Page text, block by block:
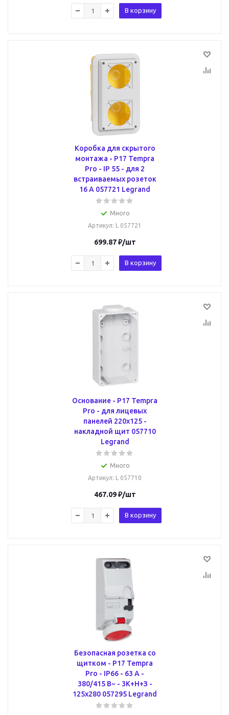
В корзину
Коробка для скрытого
монтажа - P17 Tempra
Pro - IP 55 - для 2
встраиваемых розеток
16 А 057721 Legrand
Много
Артикул: L 057721
699.87₽/шт
В корзину
Основание - P17 Tempra
Pro - для лицевых
панелей 220x125 -
накладной щит 057710
Legrand
Много
Артикул: L 057710
467.09₽/шт
В корзину
Безопасная розетка со
щитком - P17 Tempra
Pro - IP66 - 63 A -
380/415 В~ - 3К+Н+З -
125x280 057295 Legrand